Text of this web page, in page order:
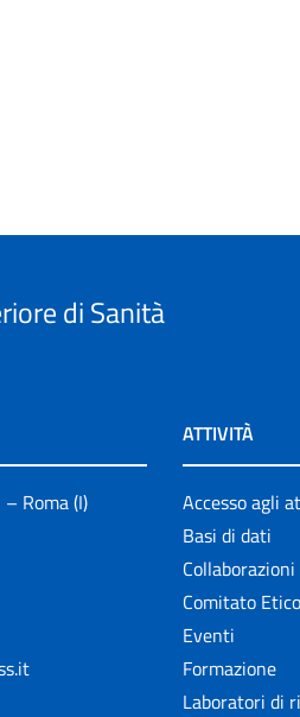
di Sanità
Roma (I)
ATTIVITÀ
Accesso agli
Basi di dati
Comitato
Eventi
Formazione
Laboratori di